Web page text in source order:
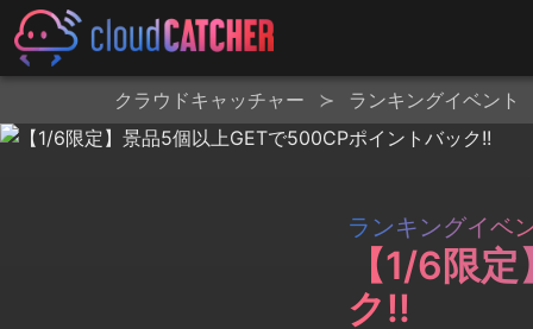
クラウドキャッチャー ランキングイベント
ランキングイベ
【1/6限
ク!!